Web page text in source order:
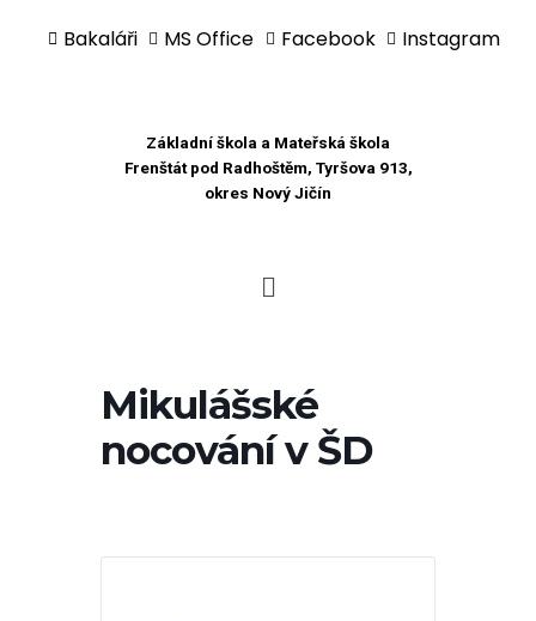
Bakaláři MS Office Facebook Instagram
Základní škola a Mateřská škola
Frenštát pod Radhoštěm, Tyršova 913,
okres Nový Jičín
Mikulášské
nocování v ŠD